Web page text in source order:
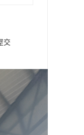
交